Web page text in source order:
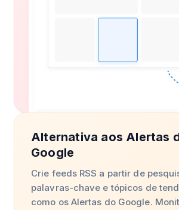
Alternativa aos Alertas
Google
Crie feeds RSS a partir de
palavras-chave e tópicos de
como os Alertas do Google.